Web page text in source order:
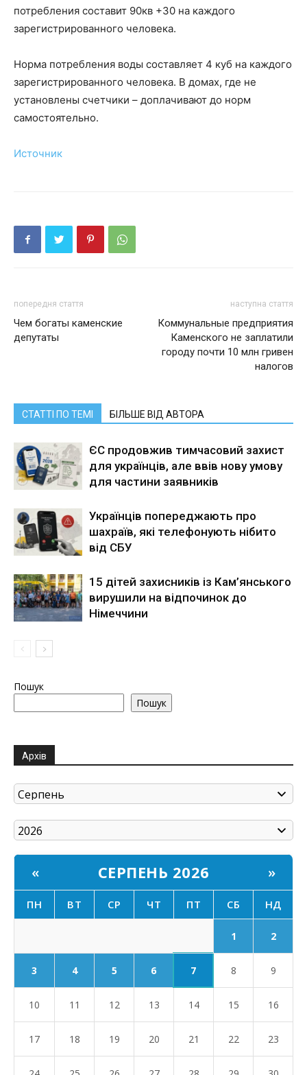
потребления составит 90кв +30 на каждого
зарегистрированного человека.
Норма потребления воды составляет 4 куб на каждого
зарегистрированного человека. В домах, где не
установлены счетчики – доплачивают до норм
самостоятельно.
Источник
попередня стаття
Чем богаты каменские
депутаты
наступна стаття
Коммунальные предприятия
Каменского не заплатили
городу почти 10 млн гривен
налогов
СТАТТІ ПО ТЕМІ БІЛЬШЕ ВІД АВТОРА
ЄС продовжив тимчасовий захист
для українців, але ввів нову умову
для частини заявників
Українців попереджають про
шахраїв, які телефонують нібито
від СБУ
15 дітей захисників із Кам’янського
вирушили на відпочинок до
Німеччини
Пошук
Пошук
Архів
« СЕРПЕНЬ 2026 »
ПН ВТ СР ЧТ ПТ СБ НД
1 2
3 4 5 6 7 8 9
10 11 12 13 14 15 16
17 18 19 20 21 22 23